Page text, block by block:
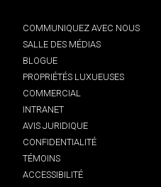
COMMUNIQUEZ AVEC NOUS
SALLE DES MÉDIAS
BLOGUE
PROPRIÉTÉS LUXUEUSES
COMMERCIAL
INTRANET
AVIS JURIDIQUE
CONFIDENTIALITÉ
TÉMOINS
ACCESSIBILITÉ